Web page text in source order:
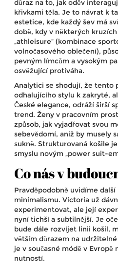
důraz na to, jak oděv
křivkami těla. Je to návrat k
estetice, kde každý šev má
době, kdy v některých
„athleisure“ (kombinace
volnočasového oblečení),
pevným límcům a vysokým
osvěžující protiváha.
Analytici se shodují, že tento
odhalujícího stylu k zakryté,
České elegance, odráží širší
trend. Ženy v pracovním
způsob, jak vyjadřovat svou
sebevědomí, aniž by musely
sukně. Strukturovaná košile
smyslu novým „power suit-
Co nás v
Pravděpodobně uvidíme další
minimalismu. Victoria už
experimentovat, ale její
nyní tichší a subtilnější. Je
bude dále rozvíjet linii košil,
větším důrazem na
je v současné módě v Evropě
nutností.